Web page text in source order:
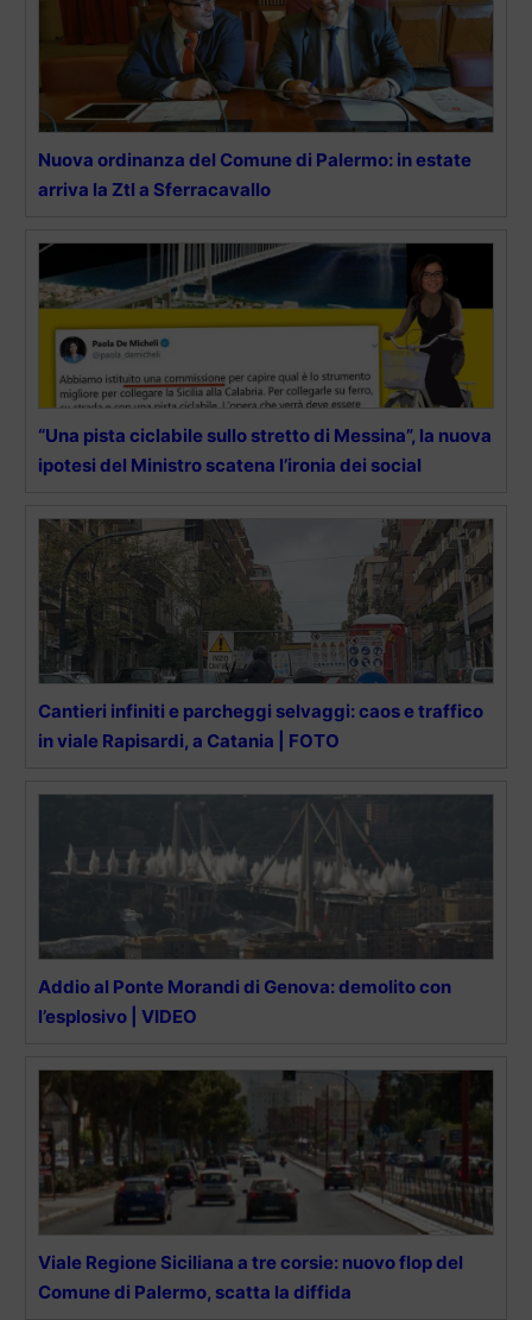
Nuova ordinanza del Comune di Palermo: in estate
arriva la Ztl a Sferracavallo
“Una pista ciclabile sullo stretto di Messina”, la nuova
ipotesi del Ministro scatena l’ironia dei social
Cantieri infiniti e parcheggi selvaggi: caos e traffico
in viale Rapisardi, a Catania | FOTO
Addio al Ponte Morandi di Genova: demolito con
l’esplosivo | VIDEO
Viale Regione Siciliana a tre corsie: nuovo flop del
Comune di Palermo, scatta la diffida